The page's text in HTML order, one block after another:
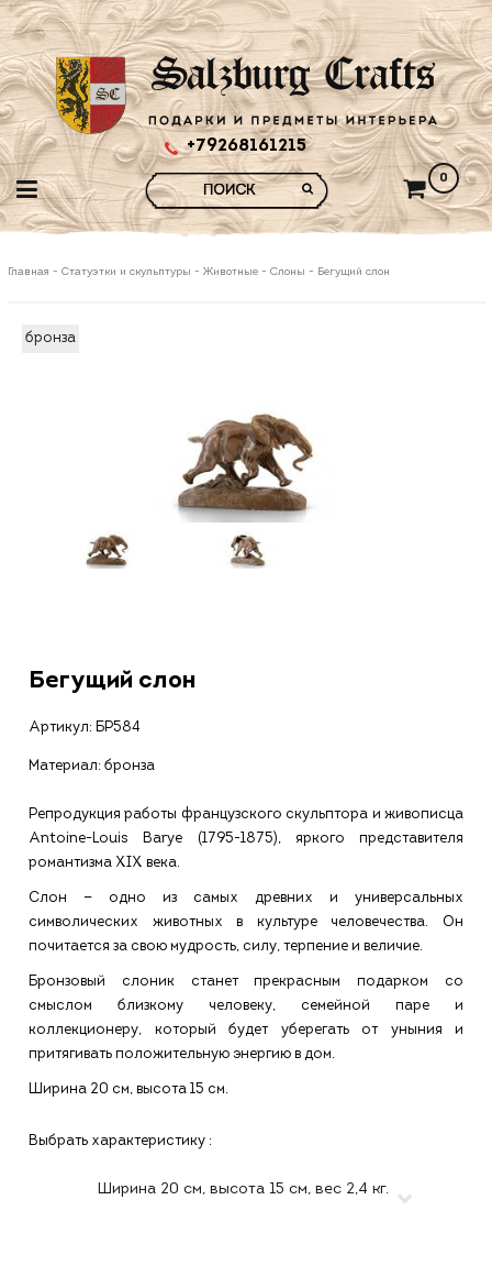
+79268161215
0
Главная - Статуэтки и скульптуры - Животные - Слоны - Бегущий слон
бронза
Бегущий слон
Артикул: БР584
Материал: бронза
Репродукция работы французского скульптора и живописца
Antoine-Louis Barye (1795-1875), яркого представителя
романтизма XIX века.
Слон — одно из самых древних и универсальных
символических животных в культуре человечества. Он
почитается за свою мудрость, силу, терпение и величие.
Бронзовый слоник станет прекрасным подарком со
смыслом близкому человеку, семейной паре и
коллекционеру, который будет уберегать от уныния и
притягивать положительную энергию в дом.
Ширина 20 см, высота 15 см.
Выбрать характеристику :